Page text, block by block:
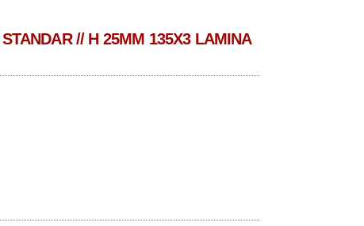
// H 25MM 135X3 LAMINA